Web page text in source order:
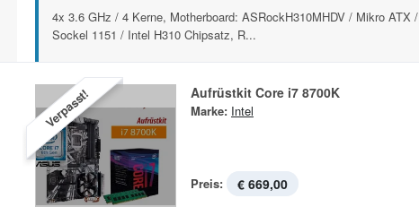
4x 3.6 GHz / 4 Kerne, Motherboard: ASRockH310MHDV / Mikro ATX /
Sockel 1151 / Intel H310 Chipsatz, R...
Verpasst! Aufrüstkit Core i7 8700K
Marke: Intel
Preis: € 669,00